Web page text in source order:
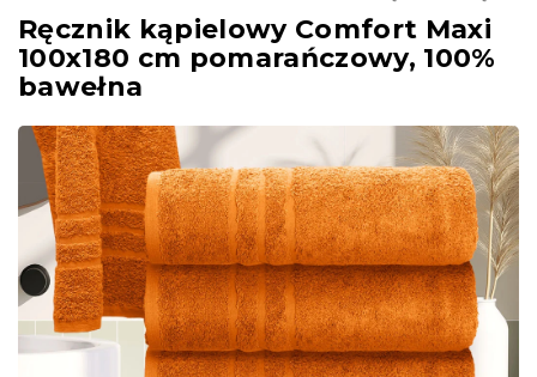
Ręcznik kąpielowy Comfort Maxi
100x180 cm pomarańczowy, 100%
bawełna